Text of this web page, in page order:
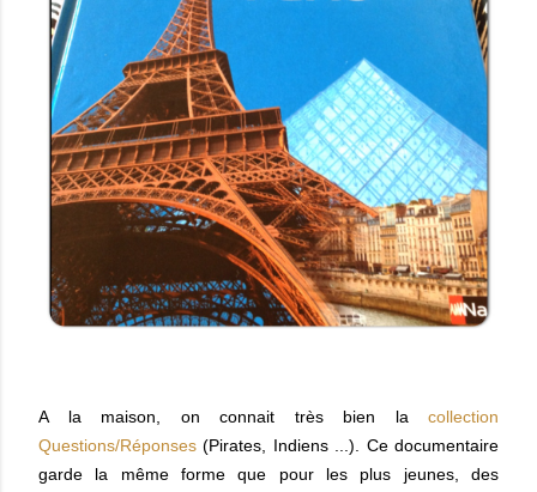
A la maison, on connait très bien la collection
Questions/Réponses (Pirates, Indiens ...). Ce documentaire
garde la même forme que pour les plus jeunes, des